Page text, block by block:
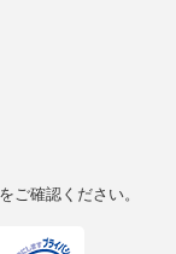
をご確認ください。